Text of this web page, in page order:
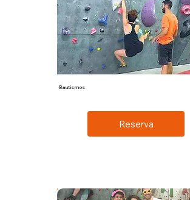
Bautismos
Reserva